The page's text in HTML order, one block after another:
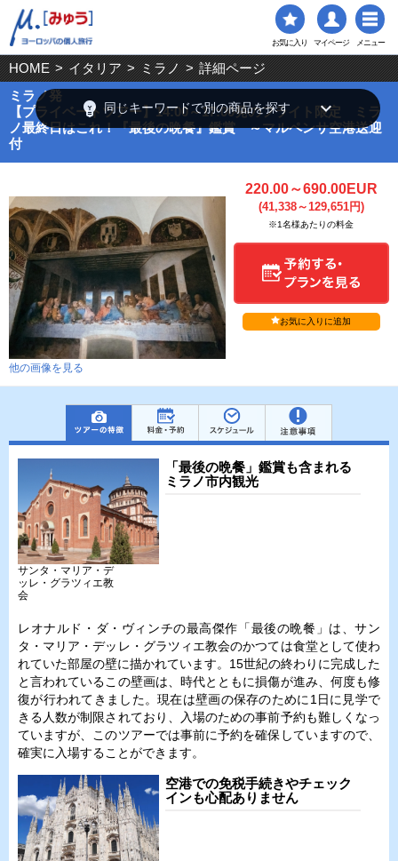
お気に入り マイページ メニュー
HOME > イタリア > ミラノ > 詳細ページ
ミラノ発
【プライベートツアー】14:00～17:00発のフライト限定 ミラ
ノ最終日はこれ！『最後の晩餐』鑑賞 ～マルペンサ空港送迎
付
他の画像を見る
220.00～690.00EUR
(41,338～129,651円)
※1名様あたりの料金
お気に入りに追加
「最後の晩餐」鑑賞も含まれる
ミラノ市内観光
サンタ・マリア・デ
ッレ・グラツィエ教
会
レオナルド・ダ・ヴィンチの最高傑作「最後の晩餐」は、サン
タ・マリア・デッレ・グラツィエ教会のかつては食堂として使わ
れていた部屋の壁に描かれています。15世紀の終わりに完成した
と言われているこの壁画は、時代とともに損傷が進み、何度も修
復が行われてきました。現在は壁画の保存のために1日に見学で
きる人数が制限されており、入場のための事前予約も難しくなっ
ていますが、このツアーでは事前に予約を確保していますので、
確実に入場することができます。
空港での免税手続きやチェック
インも心配ありません
emoji_objects 同じキーワードで別の商品を探す keyboard_arrow_down